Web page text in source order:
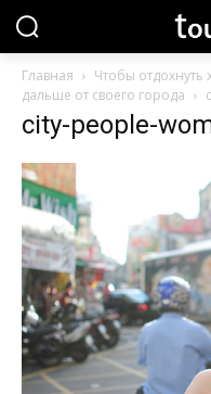
Главная
Чтобы
дальше от своего города
city-people-